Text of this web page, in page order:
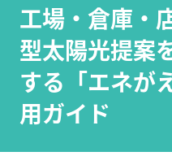
工場・倉庫・
型太陽光提案
する「エネが
用ガイド